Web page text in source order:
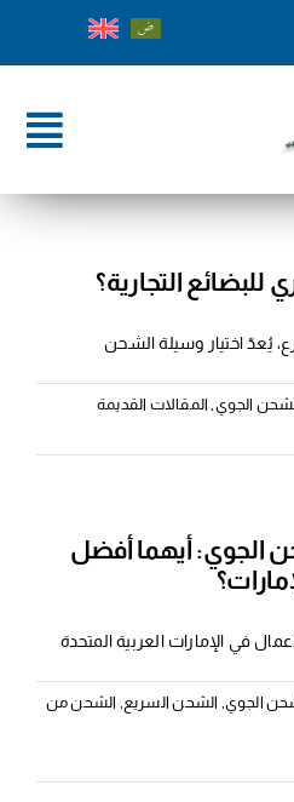
الرئيسية
وجهات الشحن
للبضائع التجارية؟
يُعدّ اختيار وسيلة الشحن
الجوي المقالات القديمة
الجوي: أيهما أفضل
في الإمارات العربية المتحدة
الجوي الشحن السريع الشحن من